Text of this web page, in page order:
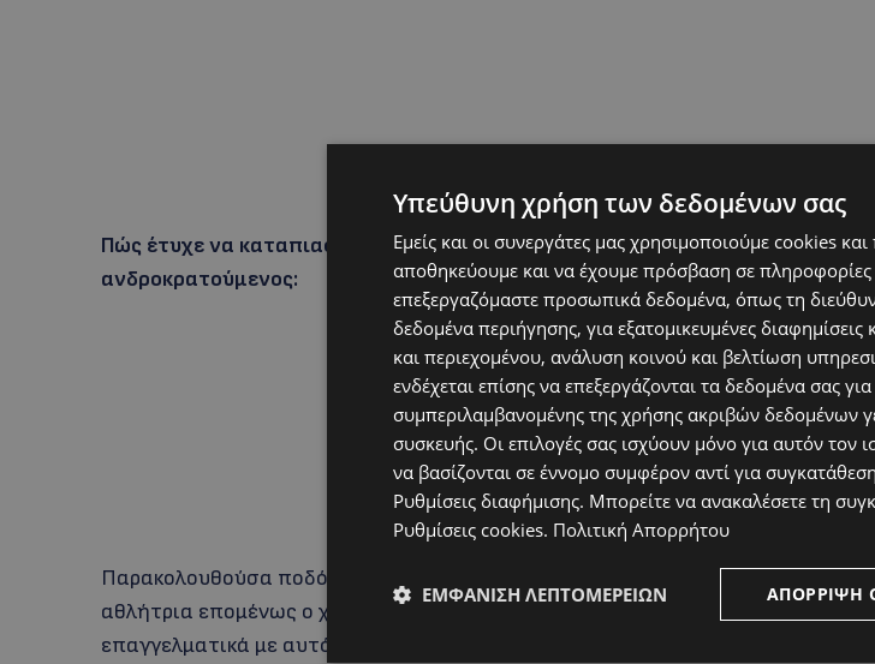
Πώς έτυχε να καταπιαστείς με έναν χώρο που βασικά παλιότερα
ανδροκρατούμενος:
Παρακολουθούσα ποδόσφαιρο από μικρή ηλικία ήταν κάτι που μου άρεσε πολύ,
αθλήτρια επομένως ο χώρος των σπορ ήταν κάτι που με κάλυπτε για να
επαγγελματικά με αυτό το κομμάτι. Το γεγονός ότι οι γυναίκες κάποτε ήταν
Υπεύθυνη χρήση των δεδομένων σας
Εμείς και οι συνεργάτες μας χρησιμοποιούμε cookies
αποθηκεύουμε και να έχουμε πρόσβαση σε
επεξεργαζόμαστε προσωπικά δεδομένα, όπως τη
δεδομένα περιήγησης, για εξατομικευμένες
και περιεχομένου, ανάλυση κοινού και βελτίωση
ενδέχεται επίσης να επεξεργάζονται τα δεδομένα σας
συμπεριλαμβανομένης της χρήσης ακριβών δεδομένων
συσκευής. Οι επιλογές σας ισχύουν μόνο για αυτόν τον
να βασίζονται σε έννομο συμφέρον αντί για
Ρυθμίσεις διαφήμισης. Μπορείτε να ανακαλέσετε τη
Ρυθμίσεις cookies. Πολιτική Απορρήτου
ΑΠΌΡΡΙΨΗ
ΕΜΦΆΝΙΣΗ ΛΕΠΤΟΜΕΡΕΙΏΝ